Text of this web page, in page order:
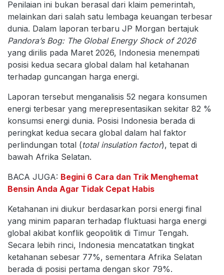
Penilaian ini bukan berasal dari klaim pemerintah,
melainkan dari salah satu lembaga keuangan terbesar
dunia. Dalam laporan terbaru JP Morgan bertajuk
Pandora’s Bog: The Global Energy Shock of 2026
yang dirilis pada Maret 2026, Indonesia menempati
posisi kedua secara global dalam hal ketahanan
terhadap guncangan harga energi.
Laporan tersebut menganalisis 52 negara konsumen
energi terbesar yang merepresentasikan sekitar 82 %
konsumsi energi dunia. Posisi Indonesia berada di
peringkat kedua secara global dalam hal faktor
perlindungan total (total insulation factor), tepat di
bawah Afrika Selatan.
BACA JUGA: Begini 6 Cara dan Trik Menghemat
Bensin Anda Agar Tidak Cepat Habis
Ketahanan ini diukur berdasarkan porsi energi final
yang minim paparan terhadap fluktuasi harga energi
global akibat konflik geopolitik di Timur Tengah.
Secara lebih rinci, Indonesia mencatatkan tingkat
ketahanan sebesar 77%, sementara Afrika Selatan
berada di posisi pertama dengan skor 79%.